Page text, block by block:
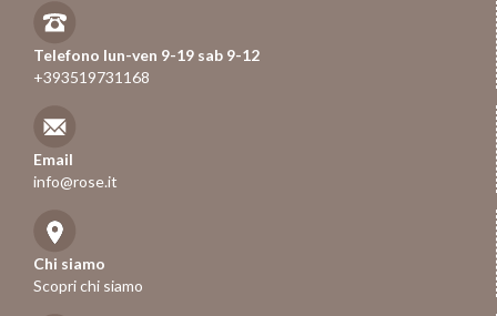
Telefono lun-ven 9-19 sab 9-12
+393519731168
Email
info@rose.it
Chi siamo
Scopri chi siamo